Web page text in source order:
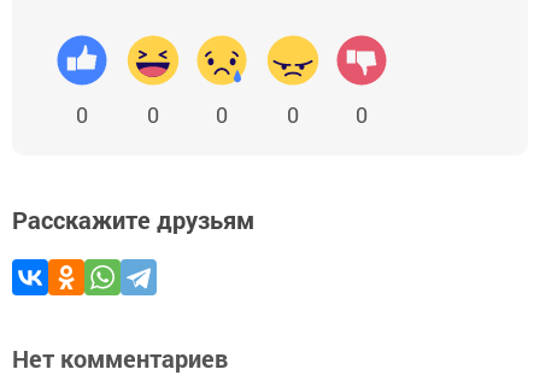
0 0 0 0 0
Расскажите друзьям
Нет комментариев